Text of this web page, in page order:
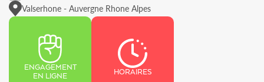
Valserhone - Auvergne Rhone Alpes
ENGAGEMENT
EN LIGNE
HORAIRES